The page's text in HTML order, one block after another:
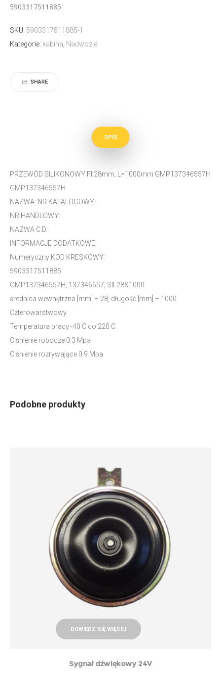
5903317511885
SKU: 5903317511885-1
Kategorie: kabina Nadwozie
SHARE
OPIS
PRZEWÓD SILIKONOWY FI 28mm, L=1000mm GMP137346557H
GMP137346557H
NAZWA: NR KATALOGOWY:
NR HANDLOWY:
NAZWA C.D.:
INFORMACJE DODATKOWE:
Numeryczny KOD KRESKOWY:
5903317511885
GMP137346557H, 137346557, SIL28X1000.
średnica wewnętrzna [mm] – 28, długość [mm] – 1000.
Czterowarstwowy.
Temperatura pracy -40 C do 220 C
Ciśnienie robocze 0.3 Mpa
Ciśnienie rozrywające 0.9 Mpa
Podobne produkty
DOWIEDZ SIĘ WIĘCEJ
Sygnał dźwiękowy 24V